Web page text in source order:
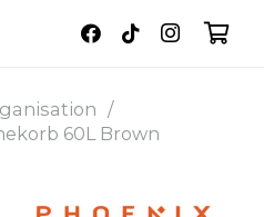
/
60L Brown